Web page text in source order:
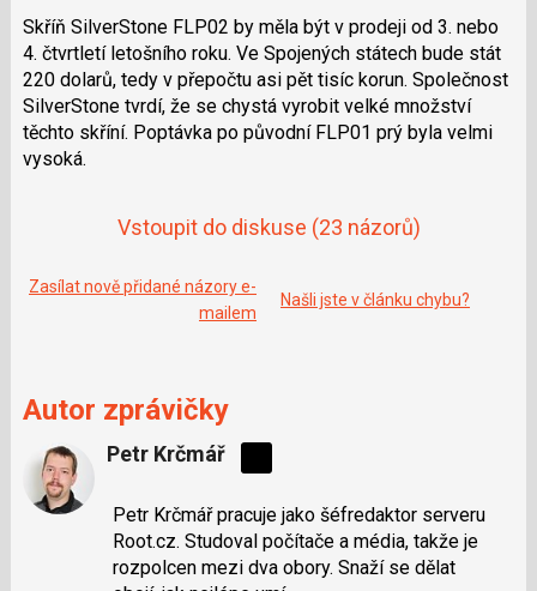
Skříň SilverStone FLP02 by měla být v prodeji od 3. nebo
4. čtvrtletí letošního roku. Ve Spojených státech bude stát
220 dolarů, tedy v přepočtu asi pět tisíc korun. Společnost
SilverStone tvrdí, že se chystá vyrobit velké množství
těchto skříní. Poptávka po původní FLP01 prý byla velmi
vysoká.
Vstoupit do diskuse (23 názorů)
Zasílat nově přidané názory e-
mailem
Našli jste v článku chybu?
Autor zprávičky
Petr Krčmář
síti
X
Petr Krčmář pracuje jako šéfredaktor serveru
Root.cz. Studoval počítače a média, takže je
rozpolcen mezi dva obory. Snaží se dělat